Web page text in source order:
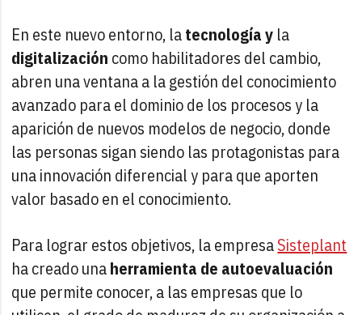
En este nuevo entorno, latecnología y la
digitalización como habilitadores del cambio,
abren una ventana a la gestión del conocimiento
avanzado para el dominio de los procesos y la
aparición de nuevos modelos de negocio, donde
las personas sigan siendo las protagonistas para
una innovación diferencial y para que aporten
valor basado en el conocimiento.
Para lograr estos objetivos, la empresaSisteplant
ha creado unaherramienta de autoevaluación
que permite conocer, a las empresas que lo